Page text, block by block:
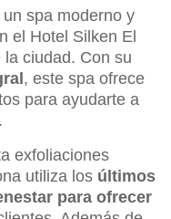
un spa moderno y
el Hotel Silken El
ciudad. Con su
, este spa ofrece
para ayudarte a
exfoliaciones
utiliza los últimos
para ofrecer